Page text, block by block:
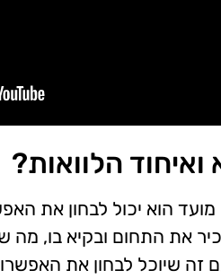
הלוואות?
הוא יכול לבחון את
את התחום ובקיא בו, מה
שיוכל לבחון את